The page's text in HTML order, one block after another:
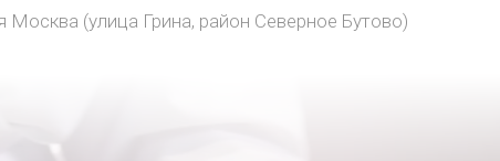
(улица Грина, район Северное Бутово)